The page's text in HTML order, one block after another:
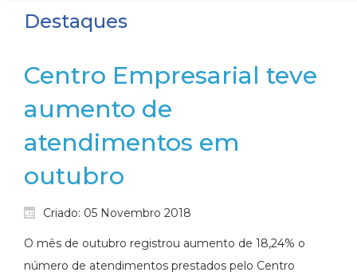
Destaques
Centro Empresarial teve
aumento de
atendimentos em
outubro
Criado: 05 Novembro 2018
O mês de outubro registrou aumento de 18,24% o
número de atendimentos prestados pelo Centro